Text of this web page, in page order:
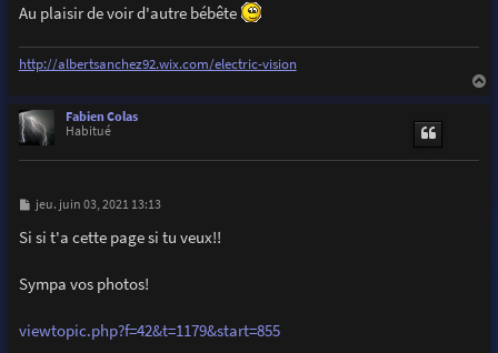
Au plaisir de voir d'autre bébête
http://albertsanchez92.wix.com/electric-vision
Fabien Colas
Habitué
M
s
s
e
jeu. juin 03, 2021 13:13
Si si t'a cette page si tu veux!!
Sympa vos photos!
viewtopic.php?f=42&t=1179&start=855